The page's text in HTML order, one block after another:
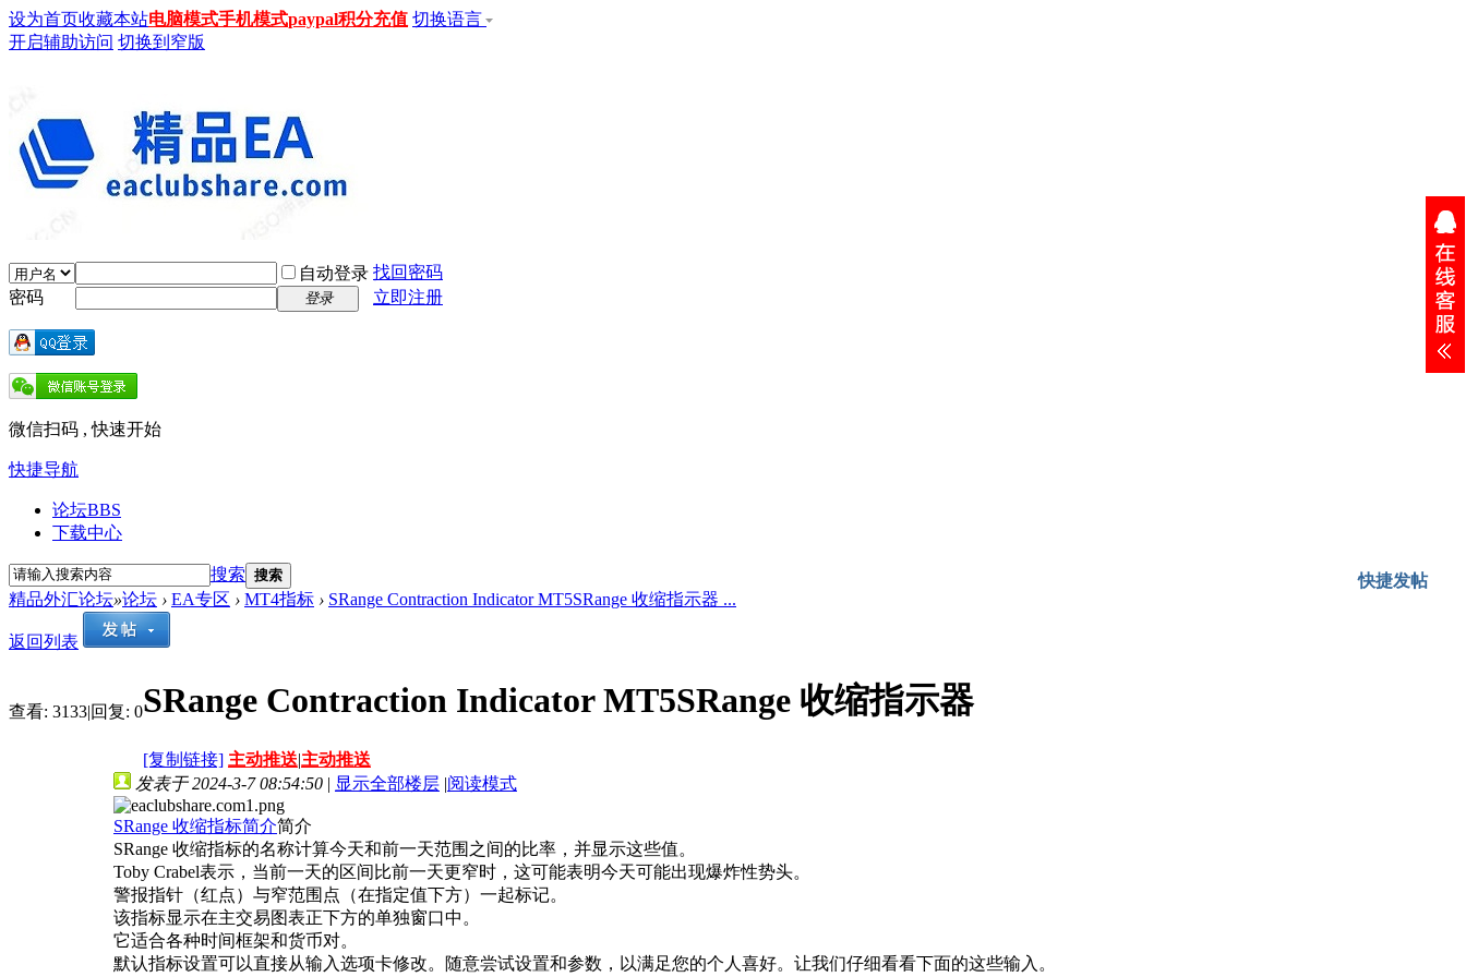
设为首页收藏本站电脑模式手机模式paypal积分充值 切换语言
开启辅助访问 切换到窄版
自动登录 找回密码
密码
登录 立即注册
微信扫码 , 快速开始
快捷导航
论坛BBS
下载中心
快捷发帖
搜索 搜索
精品外汇论坛»论坛 › EA专区 › MT4指标 › SRange Contraction Indicator MT5SRange 收缩指示器 ...
返回列表
查看: 3133|回复: 0SRange Contraction Indicator MT5SRange 收缩指示器
[复制链接] 主动推送|主动推送
发表于 2024-3-7 08:54:50 | 显示全部楼层 |阅读模式
SRange 收缩指标简介简介
SRange 收缩指标的名称计算今天和前一天范围之间的比率，并显示这些值。
Toby Crabel表示，当前一天的区间比前一天更窄时，这可能表明今天可能出现爆炸性势头。
警报指针（红点）与窄范围点（在指定值下方）一起标记。
该指标显示在主交易图表正下方的单独窗口中。
它适合各种时间框架和货币对。
默认指标设置可以直接从输入选项卡修改。随意尝试设置和参数，以满足您的个人喜好。让我们仔细看看下面的这些输入。